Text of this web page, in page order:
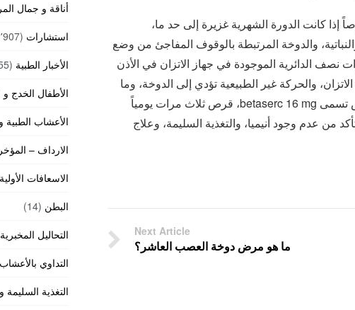
إذا كانت الدورة الشهرية غزيرة إلى حد ما،
والدوخة المرتبطة بالوقوف المفاجئ من وضع
نصف الدائرية الموجودة في جهاز الاتزان في الأذن
والحركة غير الطبيعية تؤدي إلى الدوخة، وما
يعرف بالدوار الوضعي أو positional vertigo، ويمكن أخذ أقراص تسمى betaserc 16 mg، قرص ثلاث مرات يومياً
عدم وجود أنيميا، والتغذية السليمة، وعلاج
Next Article
ما هو مرض دوخة العصب العاشر؟
أناقة و جمال
استشارات (1٬907)
الأخبار الطبية (155)
الأطفال الخدج
الأعشاب الطبية
الارداف –
الاسعافات الأولية
البطن (14)
التحاليل المخبرية
التداوي
التغذية السليمة